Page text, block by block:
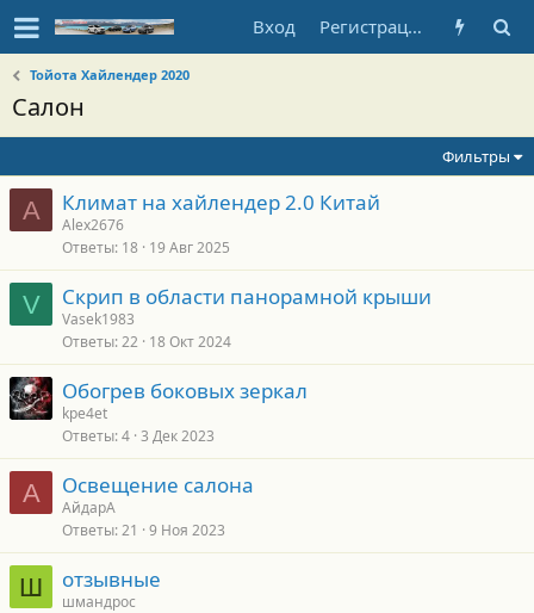
Вход Регистрация
Тойота Хайлендер 2020
Салон
Фильтры
A Климат на хайлендер 2.0 Китай
Alex2676
Ответы 18 19 Авг 2025
V Скрип в области панорамной крыши
Vasek1983
Ответы 22 18 Окт 2024
Обогрев боковых зеркал
kpe4et
Ответы 4 3 Дек 2023
А Освещение салона
АйдарА
Ответы 21 9 Ноя 2023
Ш отзывные
шмандрос